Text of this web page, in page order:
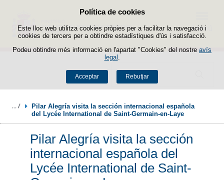
Política de cookies
Este lloc web utilitza cookies pròpies per a facilitar la navegació i
cookies de tercers per a obtindre estadístiques d'ús i satisfacció.
Podeu obtindre més informació en l'apartat "Cookies" del nostre avís
legal
Acceptar Rebutjar
Passar al contingut
Buscador
Menú
Pilar Alegría visita la sección internacional española
del Lycée International de Saint-Germain-en-Laye
Pilar Alegría visita la sección
internacional española del
Lycée International de Saint-